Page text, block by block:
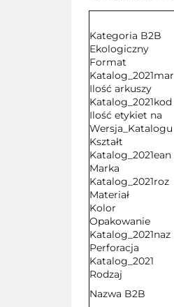
Kategoria B2B
Ekologiczny
Format
Katalog_2021mar
Ilość arkuszy
Katalog_2021kod
Ilość etykiet na
Wersja_Katalogu
Kształt
Katalog_2021ean
Marka
Katalog_2021roz
Materiał
Kolor
Opakowanie
Katalog_2021naz
Perforacja
Katalog_2021
Rodzaj
Nazwa B2B